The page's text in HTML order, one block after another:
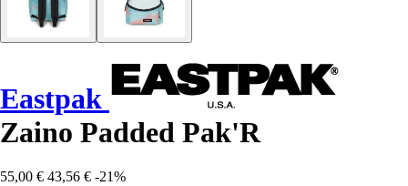
Eastpak
Zaino Padded Pak'R
55,00 € 43,56 € -21%